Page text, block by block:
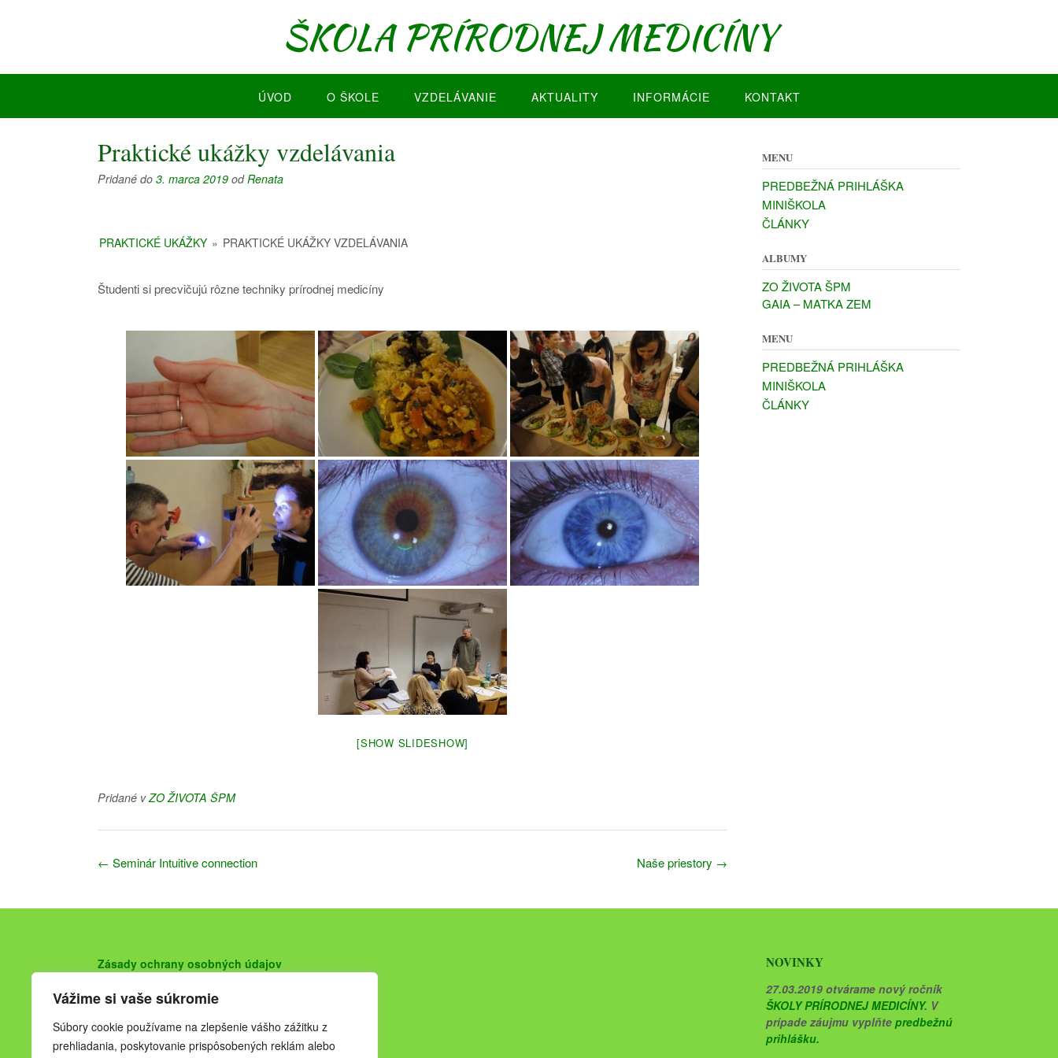
Vážime si vaše súkromie
Súbory cookie používame na zlepšenie vášho zážitku z
prehliadania, poskytovanie prispôsobených reklám alebo
ŠKOLA PRÍRODNEJ MEDICÍNY
ÚVOD O ŠKOLE VZDELÁVANIE AKTUALITY INFORMÁCIE KONTAKT
Praktické ukážky vzdelávania
Pridané do 3. marca 2019 odRenata
PRAKTICKÉ UKÁŽKY » PRAKTICKÉ UKÁŽKY VZDELÁVANIA
Študenti si precvičujú rôzne techniky prírodnej medicíny
[SHOW SLIDESHOW]
Pridané vZO ŽIVOTA ŠPM
Navigácia
Naše priestory →
← Seminár Intuitive connection
MENU
PREDBEŽNÁ PRIHLÁŠKA
MINIŠKOLA
ČLÁNKY
ALBUMY
ZO ŽIVOTA ŠPM
GAIA – MATKA ZEM
MENU
PREDBEŽNÁ PRIHLÁŠKA
MINIŠKOLA
ČLÁNKY
Zásady ochrany osobných údajov NOVINKY
27.03.2019 otvárame nový ročník
ŠKOLY PRÍRODNEJ MEDICÍNY. V
prípade záujmu vyplňte predbežnú
prihlášku.